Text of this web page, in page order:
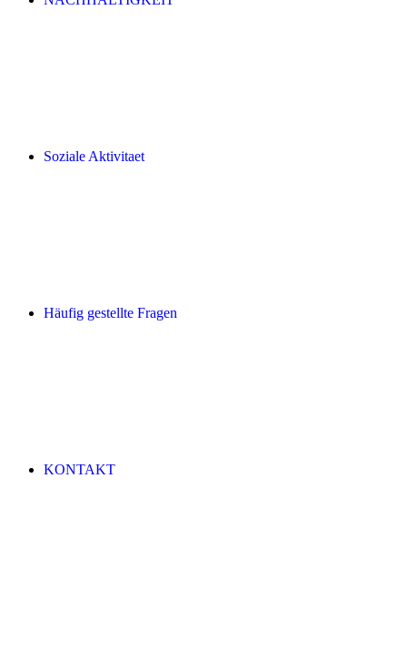
Soziale Aktivitaet
Häufig gestellte Fragen
KONTAKT